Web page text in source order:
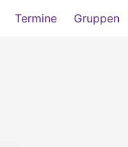
Termine Gruppen